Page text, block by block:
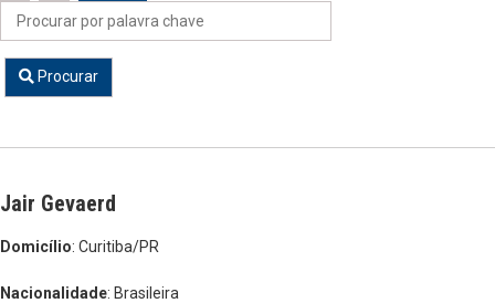
Procurar
Jair Gevaerd
Domicílio: Curitiba/PR
Nacionalidade: Brasileira